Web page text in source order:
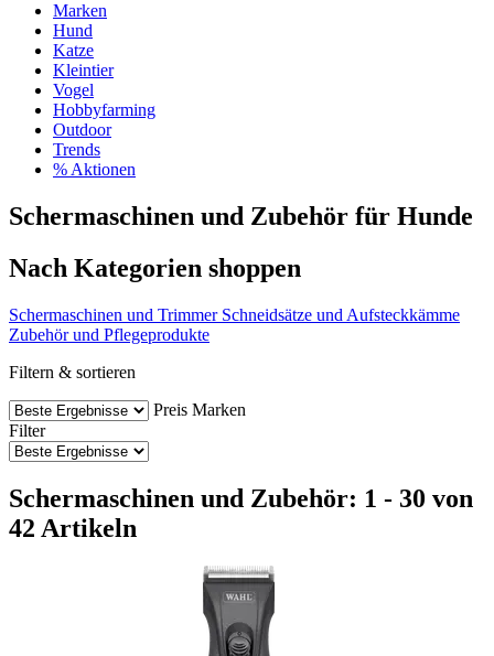
Marken
Hund
Katze
Kleintier
Vogel
Hobbyfarming
Outdoor
Trends
% Aktionen
Schermaschinen und Zubehör für Hunde
Nach Kategorien shoppen
Schermaschinen und Trimmer Schneidsätze und Aufsteckkämme
Zubehör und Pflegeprodukte
Filtern & sortieren
Preis Marken
Filter
Schermaschinen und Zubehör: 1 - 30 von
42 Artikeln